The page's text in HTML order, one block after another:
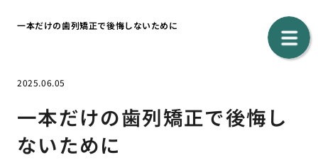
一本だけの歯列矯正で後悔しないために
2025.06.05
一本だけの歯列矯正で後悔し
ないために